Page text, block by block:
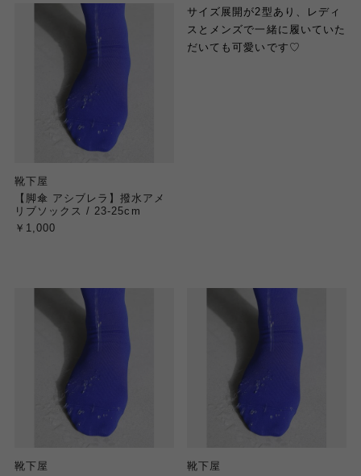
靴下屋
【脚傘 アシブレラ】撥水アメ
リブソックス / 23-25cm
￥1,000
サイズ展開が2型あり、レディ
スとメンズで一緒に履いていた
だいても可愛いです♡
靴下屋
靴下屋